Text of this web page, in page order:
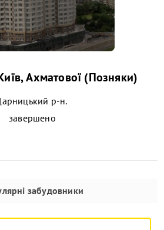
Ахматової (Позняки)
р-н.
завершено
забудовники